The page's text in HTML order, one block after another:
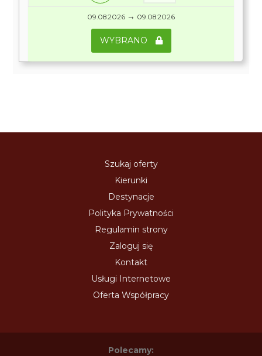
09.08.2026 → 09.08.2026
WYBRANO
Szukaj oferty
Kierunki
Destynacje
Polityka Prywatności
Regulamin strony
Zaloguj się
Kontakt
Usługi Internetowe
Oferta Współpracy
Polecamy: